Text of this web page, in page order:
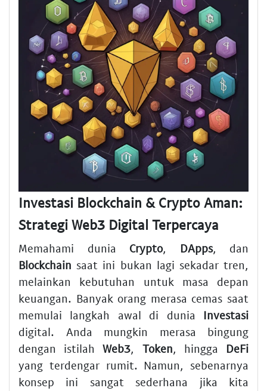
Investasi Blockchain & Crypto Aman:
Strategi Web3 Digital Terpercaya
Memahami dunia Crypto, DApps, dan
Blockchain saat ini bukan lagi sekadar tren,
melainkan kebutuhan untuk masa depan
keuangan. Banyak orang merasa cemas saat
memulai langkah awal di dunia Investasi
digital. Anda mungkin merasa bingung
dengan istilahWeb3, Token, hingga DeFi
yang terdengar rumit. Namun, sebenarnya
konsep ini sangat sederhana jika kita